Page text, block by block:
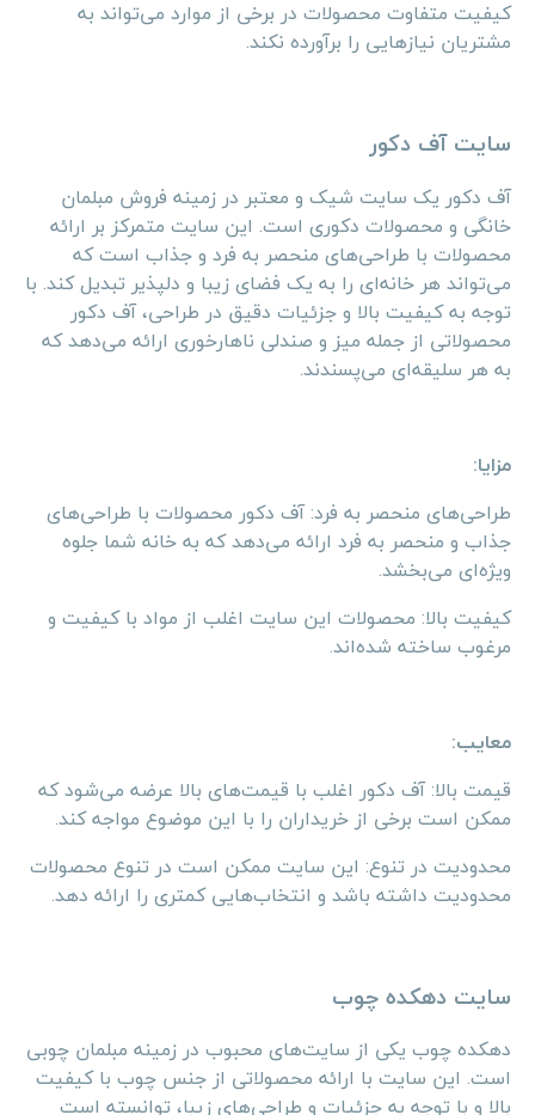
کیفیت متفاوت محصولات در برخی از موارد می‌تواند به
مشتریان نیازهایی را برآورده نکند.
سایت آف دکور
آف دکور یک سایت شیک و معتبر در زمینه فروش مبلمان
خانگی و محصولات دکوری است. این سایت متمرکز بر ارائه
محصولات با طراحی‌های منحصر به فرد و جذاب است که
می‌تواند هر خانه‌ای را به یک فضای زیبا و دلپذیر تبدیل کند. با
توجه به کیفیت بالا و جزئیات دقیق در طراحی، آف دکور
محصولاتی از جمله میز و صندلی ناهارخوری ارائه می‌دهد که
به هر سلیقه‌ای می‌پسندند.
مزایا:
طراحی‌های منحصر به فرد: آف دکور محصولات با طراحی‌های
جذاب و منحصر به فرد ارائه می‌دهد که به خانه شما جلوه
ویژه‌ای می‌بخشد.
کیفیت بالا: محصولات این سایت اغلب از مواد با کیفیت و
مرغوب ساخته شده‌اند.
معایب:
قیمت بالا: آف دکور اغلب با قیمت‌های بالا عرضه می‌شود که
ممکن است برخی از خریداران را با این موضوع مواجه کند.
محدودیت در تنوع: این سایت ممکن است در تنوع محصولات
محدودیت داشته باشد و انتخاب‌هایی کمتری را ارائه دهد.
سایت دهکده چوب
دهکده چوب یکی از سایت‌های محبوب در زمینه مبلمان چوبی
است. این سایت با ارائه محصولاتی از جنس چوب با کیفیت
بالا و با توجه به جزئیات و طراحی‌های زیبا، توانسته است